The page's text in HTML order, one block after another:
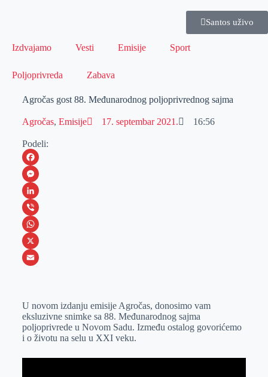
Santos uživo
Izdvajamo Vesti Emisije Sport
Poljoprivreda Zabava
Agročas gost 88. Međunarodnog poljoprivrednog sajma
Agročas, Emisije 17. septembar 2021. 16:56
Podeli:
F
a
c
e
b
o
M
e
s
s
e
e
r
L
i
n
k
I
n
V
i
b
W
h
s
A
p
p
X
a
i
l
U novom izdanju emisije Agročas, donosimo vam
eksluzivne snimke sa 88. Međunarodnog sajma
poljoprivrede u Novom Sadu. Između ostalog govorićemo
i o životu na selu u XXI veku.